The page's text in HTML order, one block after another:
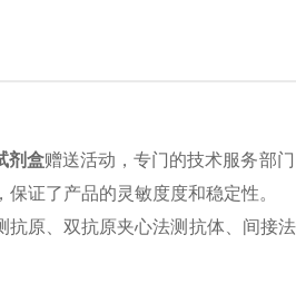
剂盒赠送活动，专门的技术服务部
证了产品的灵敏度度和稳定性。
抗原、双抗原夹心法测抗体、间接